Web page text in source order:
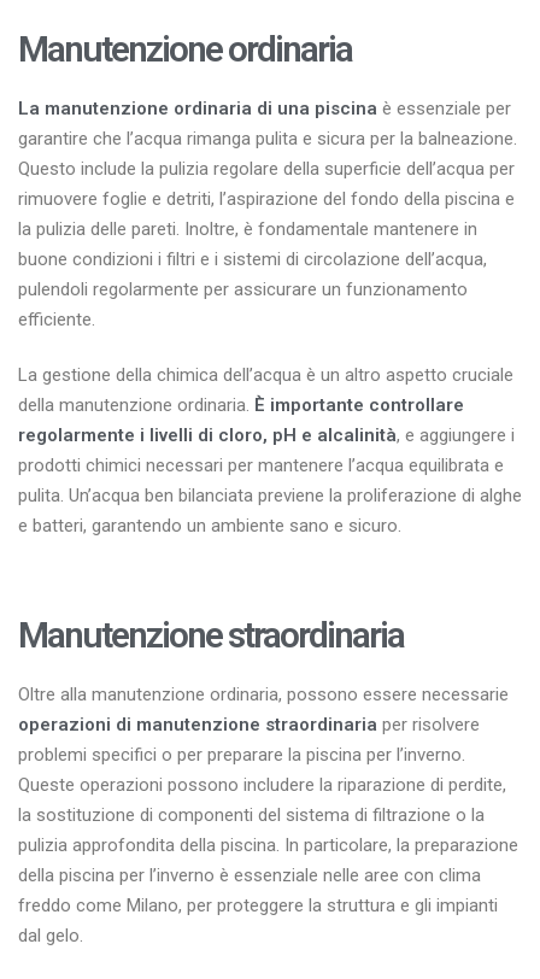
Manutenzione ordinaria
La manutenzione ordinaria di una piscina è essenziale per
garantire che l’acqua rimanga pulita e sicura per la balneazione.
Questo include la pulizia regolare della superficie dell’acqua per
rimuovere foglie e detriti, l’aspirazione del fondo della piscina e
la pulizia delle pareti. Inoltre, è fondamentale mantenere in
buone condizioni i filtri e i sistemi di circolazione dell’acqua,
pulendoli regolarmente per assicurare un funzionamento
efficiente.
La gestione della chimica dell’acqua è un altro aspetto cruciale
della manutenzione ordinaria. È importante controllare
regolarmente i livelli di cloro, pH e alcalinità, e aggiungere i
prodotti chimici necessari per mantenere l’acqua equilibrata e
pulita. Un’acqua ben bilanciata previene la proliferazione di alghe
e batteri, garantendo un ambiente sano e sicuro.
Manutenzione straordinaria
Oltre alla manutenzione ordinaria, possono essere necessarie
operazioni di manutenzione straordinaria per risolvere
problemi specifici o per preparare la piscina per l’inverno.
Queste operazioni possono includere la riparazione di perdite,
la sostituzione di componenti del sistema di filtrazione o la
pulizia approfondita della piscina. In particolare, la preparazione
della piscina per l’inverno è essenziale nelle aree con clima
freddo come Milano, per proteggere la struttura e gli impianti
dal gelo.